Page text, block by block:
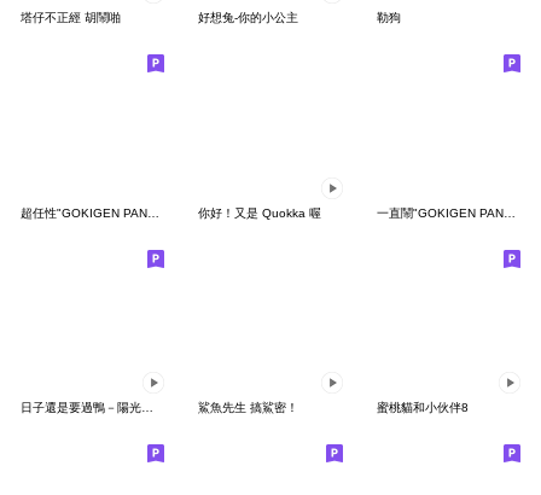
塔仔不正經 胡鬧啪 好想兔-你的小公主 勒狗
你好！又是 Quokka 喔 一直鬧"GOKIGEN PANDA" 台灣版
鯊魚先生 搞鯊密！ 蜜桃貓和小伙伴8